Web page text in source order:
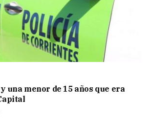
una menor de 15 años que era